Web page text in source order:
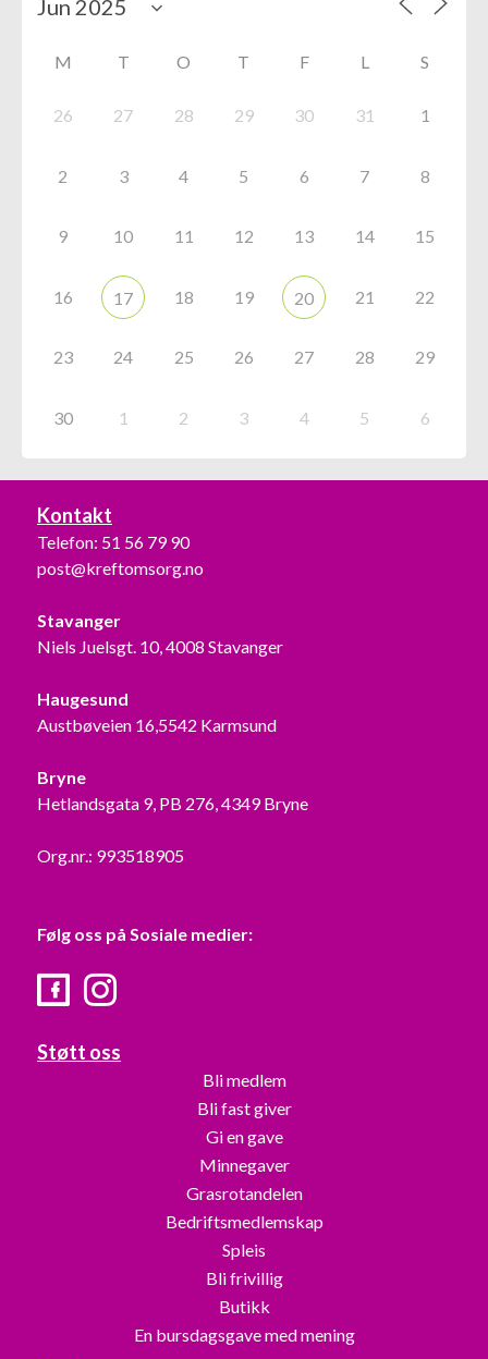
M T O T F L S
26 27 28 29 30 31 1
2 3 4 5 6 7 8
9 10 11 12 13 14 15
16 17 18 19 20 21 22
23 24 25 26 27 28 29
30 1 2 3 4 5 6
Kontakt
Telefon: 51 56 79 90
post@kreftomsorg.no
Stavanger
Niels Juelsgt. 10, 4008 Stavanger
Haugesund
Austbøveien 16,5542 Karmsund
Bryne
Hetlandsgata 9, PB 276, 4349 Bryne
Org.nr.: 993518905
Følg oss på Sosiale medier:
FacebookInstagram
Støtt oss
Bli medlem
Bli fast giver
Gi en gave
Minnegaver
Grasrotandelen
Bedriftsmedlemskap
Spleis
Bli frivillig
Butikk
En bursdagsgave med mening